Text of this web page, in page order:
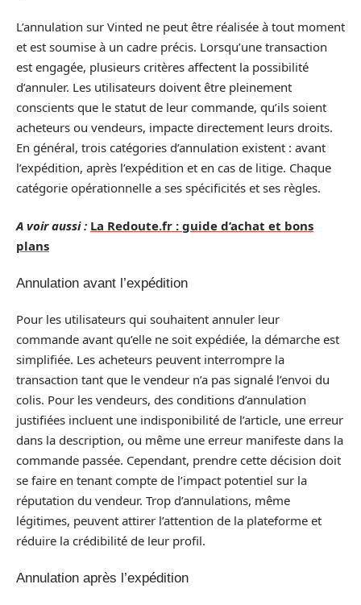
L’annulation sur Vinted ne peut être réalisée à tout moment
et est soumise à un cadre précis. Lorsqu’une transaction
est engagée, plusieurs critères affectent la possibilité
d’annuler. Les utilisateurs doivent être pleinement
conscients que le statut de leur commande, qu’ils soient
acheteurs ou vendeurs, impacte directement leurs droits.
En général, trois catégories d’annulation existent : avant
l’expédition, après l’expédition et en cas de litige. Chaque
catégorie opérationnelle a ses spécificités et ses règles.
A voir aussi : La Redoute.fr : guide d’achat et bons
plans
Annulation avant l’expédition
Pour les utilisateurs qui souhaitent annuler leur
commande avant qu’elle ne soit expédiée, la démarche est
simplifiée. Les acheteurs peuvent interrompre la
transaction tant que le vendeur n’a pas signalé l’envoi du
colis. Pour les vendeurs, des conditions d’annulation
justifiées incluent une indisponibilité de l’article, une erreur
dans la description, ou même une erreur manifeste dans la
commande passée. Cependant, prendre cette décision doit
se faire en tenant compte de l’impact potentiel sur la
réputation du vendeur. Trop d’annulations, même
légitimes, peuvent attirer l’attention de la plateforme et
réduire la crédibilité de leur profil.
Annulation après l’expédition